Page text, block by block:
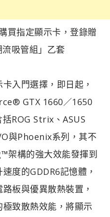
買指定顯示卡，登錄贈
吸管組」乙套​
入門選擇，即日起，
GTX 1660／1650
ROG Strix、ASUS
與Phoenix系列，其不
構的強大效能發揮到
度的GDDR6記憶體，
板與優異散熱裝置，
致散熱效能，將顯示